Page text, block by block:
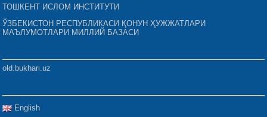
ТОШКЕНТ ИСЛОМ ИНСТИТУТИ
ЎЗБЕКИСТОН РЕСПУБЛИКАСИ ҚОНУН ҲУЖЖАТЛАРИ
МАЪЛУМОТЛАРИ МИЛЛИЙ БАЗАСИ
old.bukhari.uz
English